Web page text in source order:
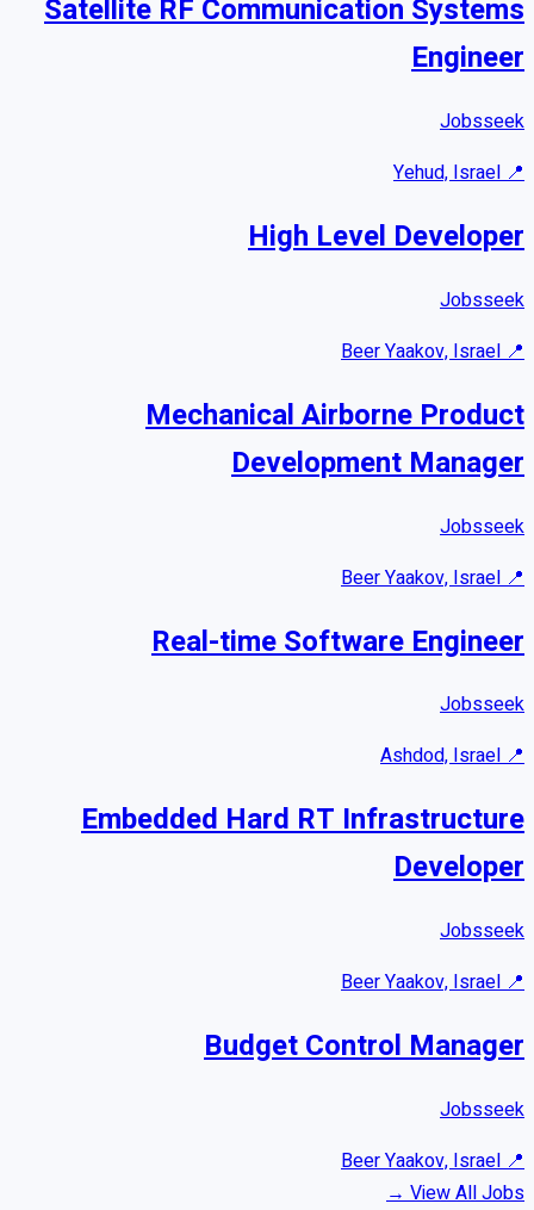
Satellite RF Communication Systems
Engineer
Jobsseek
📍
Yehud, Israel
High Level Developer
Jobsseek
📍
Beer Yaakov, Israel
Mechanical Airborne Product
Development Manager
Jobsseek
📍
Beer Yaakov, Israel
Real-time Software Engineer
Jobsseek
📍
Ashdod, Israel
Embedded Hard RT Infrastructure
Developer
Jobsseek
📍
Beer Yaakov, Israel
Budget Control Manager
Jobsseek
📍
Beer Yaakov, Israel
View All Jobs →